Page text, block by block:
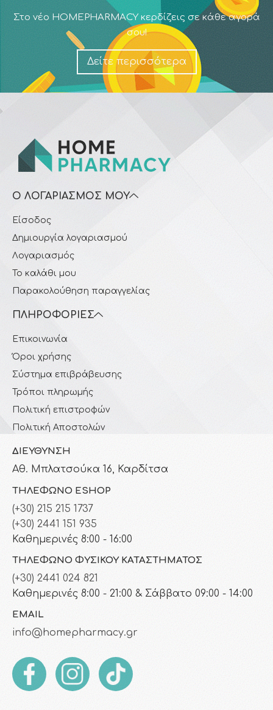
Στο νέο HOMEPHARMACY κερδίζεις σε κάθε αγορά
σου!
Δείτε περισσότερα
Ο ΛΟΓΑΡΙΑΣΜΌΣ ΜΟΥ
Είσοδος
Δημιουργία λογαριασμού
Λογαριασμός
Το καλάθι μου
Παρακολούθηση παραγγελίας
ΠΛΗΡΟΦΟΡΊΕΣ
Επικοινωνία
Όροι χρήσης
Σύστημα επιβράβευσης
Τρόποι πληρωμής
Πολιτική επιστροφών
Πολιτική Αποστολών
ΔΙΕΎΘΥΝΣΗ
Αθ. Μπλατσούκα 16, Καρδίτσα
ΤΗΛΈΦΩΝΟ ESHOP
(+30) 215 215 1737
(+30) 2441 151 935
Καθημερινές 8:00 - 16:00
ΤΗΛΈΦΩΝΟ ΦΥΣΙΚΟΎ ΚΑΤΑΣΤΉΜΑΤΟΣ
(+30) 2441 024 821
Καθημερινές 8:00 - 21:00 & Σάββατο 09:00 - 14:00
EMAIL
info@homepharmacy.gr